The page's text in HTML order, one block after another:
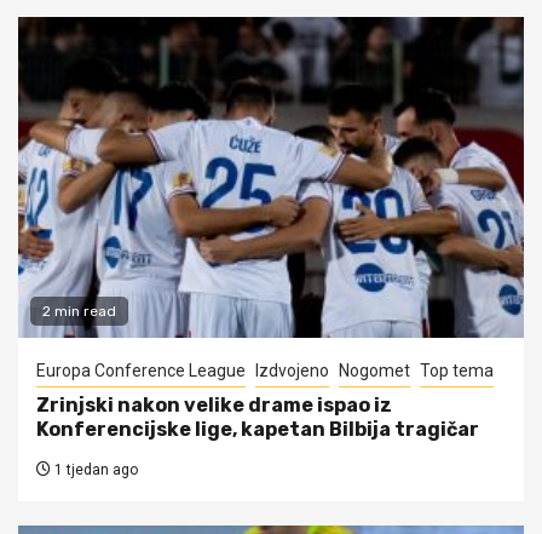
2 min read
Europa Conference League Izdvojeno Nogomet Top tema
Zrinjski nakon velike drame ispao iz
Konferencijske lige, kapetan Bilbija tragičar
1 tjedan ago